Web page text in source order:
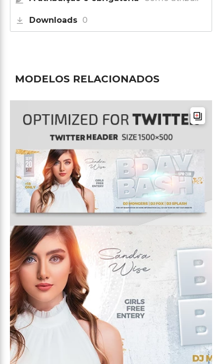
Downloads 0
MODELOS RELACIONADOS